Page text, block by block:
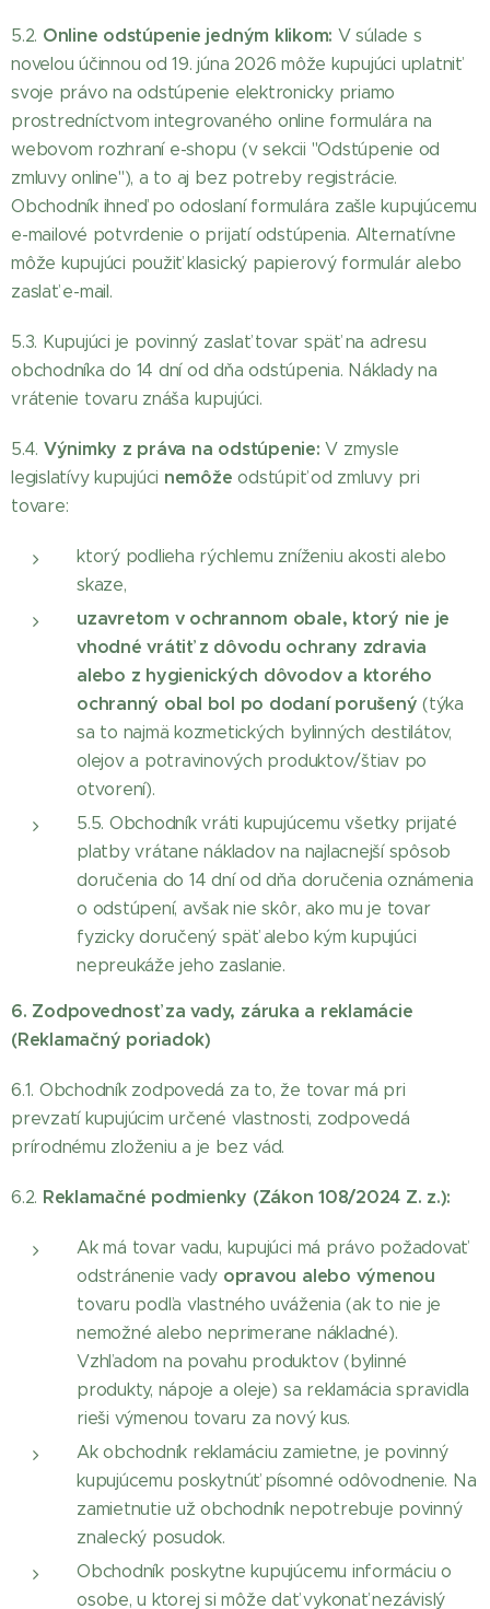
5.2. Online odstúpenie jedným klikom: V súlade s
novelou účinnou od 19. júna 2026 môže kupujúci uplatniť
svoje právo na odstúpenie elektronicky priamo
prostredníctvom integrovaného online formulára na
webovom rozhraní e-shopu (v sekcii "Odstúpenie od
zmluvy online"), a to aj bez potreby registrácie.
Obchodník ihneď po odoslaní formulára zašle kupujúcemu
e-mailové potvrdenie o prijatí odstúpenia. Alternatívne
môže kupujúci použiť klasický papierový formulár alebo
zaslať e-mail.
5.3. Kupujúci je povinný zaslať tovar späť na adresu
obchodníka do 14 dní od dňa odstúpenia. Náklady na
vrátenie tovaru znáša kupujúci.
5.4. Výnimky z práva na odstúpenie: V zmysle
legislatívy kupujúci nemôže odstúpiť od zmluvy pri
tovare:
ktorý podlieha rýchlemu zníženiu akosti alebo
skaze,
uzavretom v ochrannom obale, ktorý nie je
vhodné vrátiť z dôvodu ochrany zdravia
alebo z hygienických dôvodov a ktorého
ochranný obal bol po dodaní porušený (týka
sa to najmä kozmetických bylinných destilátov,
olejov a potravinových produktov/štiav po
otvorení).
5.5. Obchodník vráti kupujúcemu všetky prijaté
platby vrátane nákladov na najlacnejší spôsob
doručenia do 14 dní od dňa doručenia oznámenia
o odstúpení, avšak nie skôr, ako mu je tovar
fyzicky doručený späť alebo kým kupujúci
nepreukáže jeho zaslanie.
6. Zodpovednosť za vady, záruka a reklamácie
(Reklamačný poriadok)
6.1. Obchodník zodpovedá za to, že tovar má pri
prevzatí kupujúcim určené vlastnosti, zodpovedá
prírodnému zloženiu a je bez vád.
6.2. Reklamačné podmienky (Zákon 108/2024 Z. z.):
Ak má tovar vadu, kupujúci má právo požadovať
odstránenie vady opravou alebo výmenou
tovaru podľa vlastného uváženia (ak to nie je
nemožné alebo neprimerane nákladné).
Vzhľadom na povahu produktov (bylinné
produkty, nápoje a oleje) sa reklamácia spravidla
rieši výmenou tovaru za nový kus.
Ak obchodník reklamáciu zamietne, je povinný
kupujúcemu poskytnúť písomné odôvodnenie. Na
zamietnutie už obchodník nepotrebuje povinný
znalecký posudok.
Obchodník poskytne kupujúcemu informáciu o
osobe, u ktorej si môže dať vykonať nezávislý